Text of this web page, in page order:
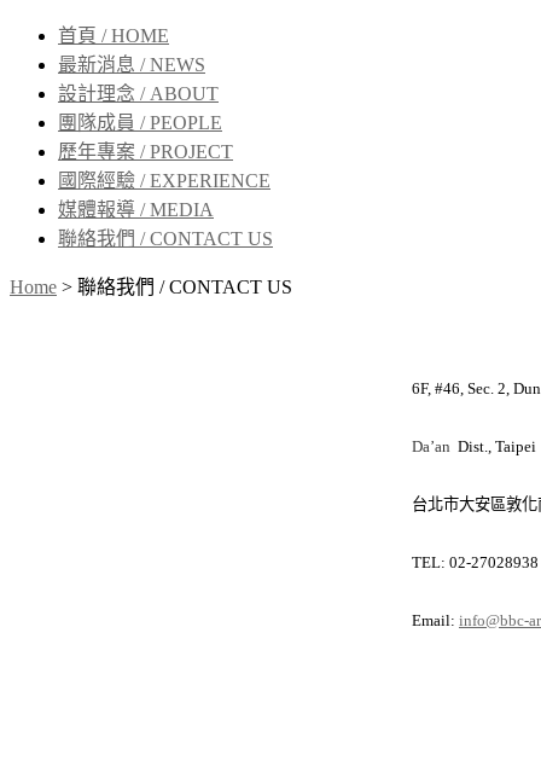
首頁 / HOME
最新消息 / NEWS
設計理念 / ABOUT
團隊成員 / PEOPLE
歷年專案 / PROJECT
國際經驗 / EXPERIENCE
媒體報導 / MEDIA
聯絡我們 / CONTACT US
Home > 聯絡我們 / CONTACT US
6F, #46, Sec. 2, Dunhua
Da’an Dist., Taipei
台北市大安區敦化南路二
TEL: 02-27028938 FAX:
Email: info@bbc-